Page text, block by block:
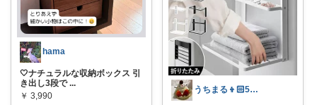
hama
🤍ナチュラルな収納ボックス 引
き出し3段で ...
￥ 3,990
うちまる👦🏻5歳ママ♡